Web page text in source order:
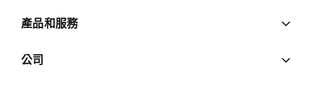
產品和服務
公司